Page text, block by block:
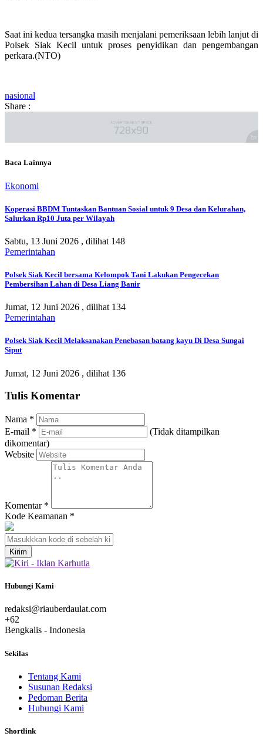
Saat ini kedua tersangka masih menjalani pemeriksaan lebih lanjut di
Polsek Siak Kecil untuk proses penyidikan dan pengembangan
perkara.(NTO)
nasional
Share :
Baca Lainnya
Ekonomi
Koperasi BBDM Tuntaskan Bantuan Sosial untuk 9 Desa dan Kelurahan,
Salurkan Rp10 Juta per Wilayah
Sabtu, 13 Juni 2026 , dilihat 148
Pemerintahan
Polsek Siak Kecil bersama Kelompok Tani Lakukan Pengecekan
Pembersihan Lahan di Desa Liang Banir
Jumat, 12 Juni 2026 , dilihat 134
Pemerintahan
Polsek Siak Kecil Melaksanakan Penebasan batang kayu Di Desa Sungai
Siput
Jumat, 12 Juni 2026 , dilihat 136
Tulis Komentar
Nama *
E-mail *
(Tidak ditampilkan
dikomentar)
Website
Komentar *
Kode Keamanan *
Hubungi Kami
redaksi@riauberdaulat.com
+62
Bengkalis - Indonesia
Sekilas
Tentang Kami
Susunan Redaksi
Pedoman Berita
Hubungi Kami
Shortlink